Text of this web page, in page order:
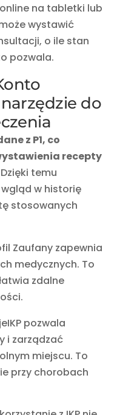
na tabletki lub
wystawić
o ile stan
pozwala.
do
z P1, co
recepty
temu
w historię
stosowanych
Zaufany zapewnia
medycznych. To
zdalne
pozwala
i zarządzać
miejscu. To
przy chorobach